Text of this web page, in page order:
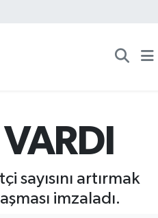
sayısını artırmak
imzaladı.